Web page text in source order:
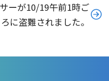
ーが10/19午前1時ご
ろに盗難されました。